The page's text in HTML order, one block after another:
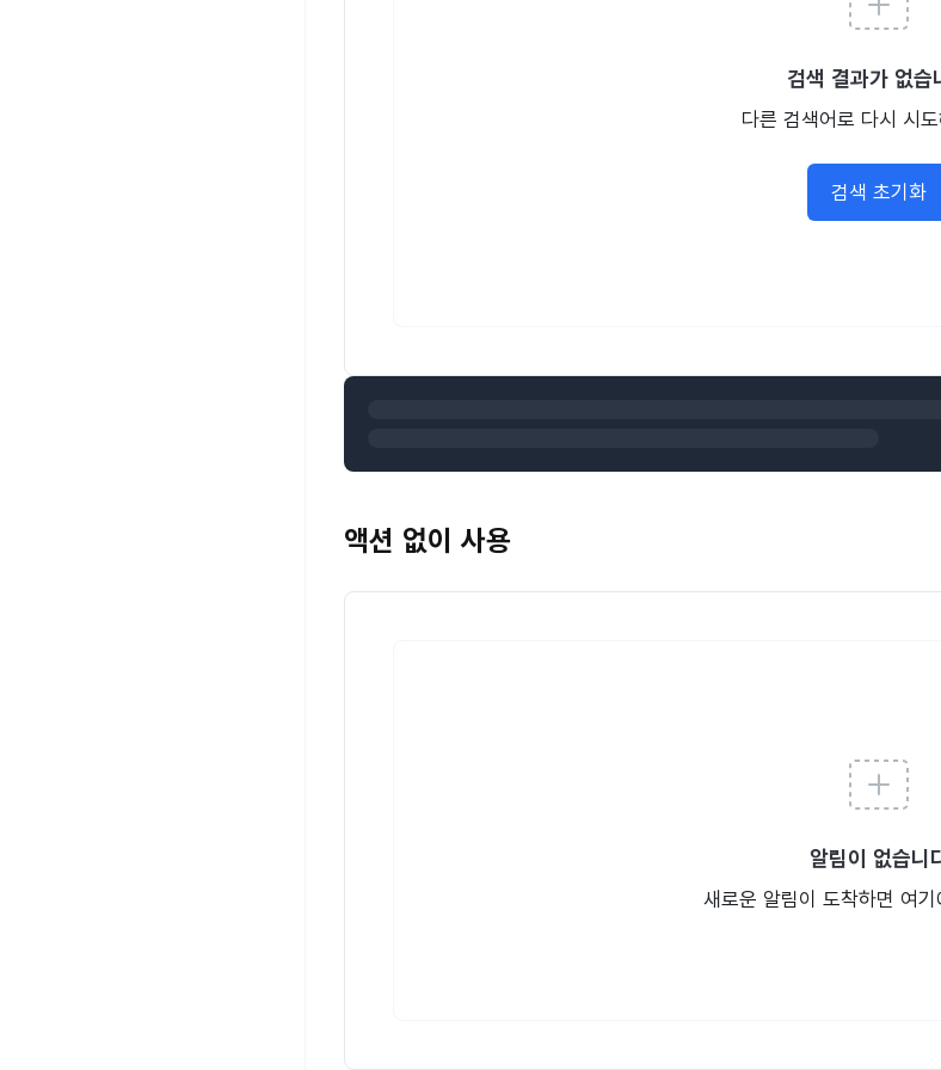
검색 결과가 없습
다른 검색어로 다시 시
검색 초기화
액션 없이 사용
알림이 없습니
새로운 알림이 도착하면 여